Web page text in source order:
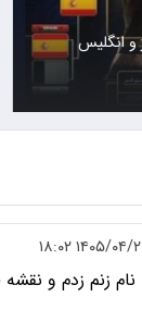
و انگلیس
۰۴/۲۰ ۱۸:۰۲
نام زنم زدم و